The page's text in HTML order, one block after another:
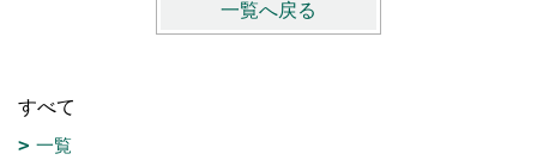
一覧へ戻る
すべて
一覧